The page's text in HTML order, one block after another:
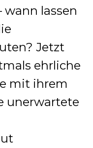
wann lassen
Jetzt
ehrliche
mit ihrem
unerwartete